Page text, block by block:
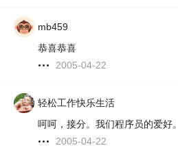
mb459
恭喜恭喜
2005-04-22
轻松工作快乐生活
呵呵，接分。我们程序员的爱好。
2005-04-22